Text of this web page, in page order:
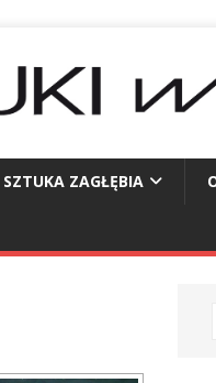
SZTUKA ZAGŁĘBIA